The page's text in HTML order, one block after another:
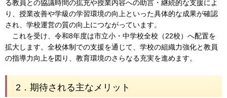
る教員との協議時間の拡充や授業内容への助言・継続的な支援によ
り、授業改善や学級の学習環境の向上といった具体的な成果が確認
され、学校運営の質の向上につながっています。
これを受け、令和8年度は市立小・中学校全校（22校）へ配置を
拡大します。全校体制での支援を通じて、学校の組織力強化と教員
の指導力向上を図り、教育環境のさらなる充実を進めます。
2．期待される主なメリット